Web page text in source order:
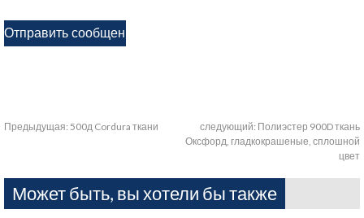
Предыдущая: 500д Cordura ткани следующий: Полиэстер 900D ткань
Оксфорд, гладкокрашеные, сплошной
цвет
Может быть, вы хотели бы также